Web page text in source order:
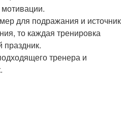
для подражания и источник
то каждая тренировка
праздник.
тренера и